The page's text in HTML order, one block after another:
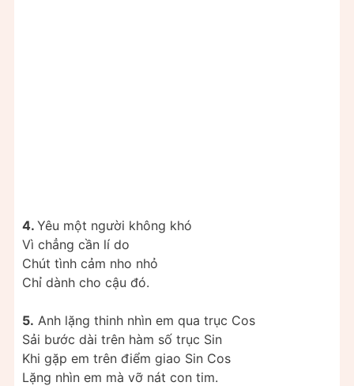
4. Yêu một người không khó
Vì chẳng cần lí do
Chút tình cảm nho nhỏ
Chỉ dành cho cậu đó.
5. Anh lặng thinh nhìn em qua trục Cos
Sải bước dài trên hàm số trục Sin
Khi gặp em trên điểm giao Sin Cos
Lặng nhìn em mà vỡ nát con tim.